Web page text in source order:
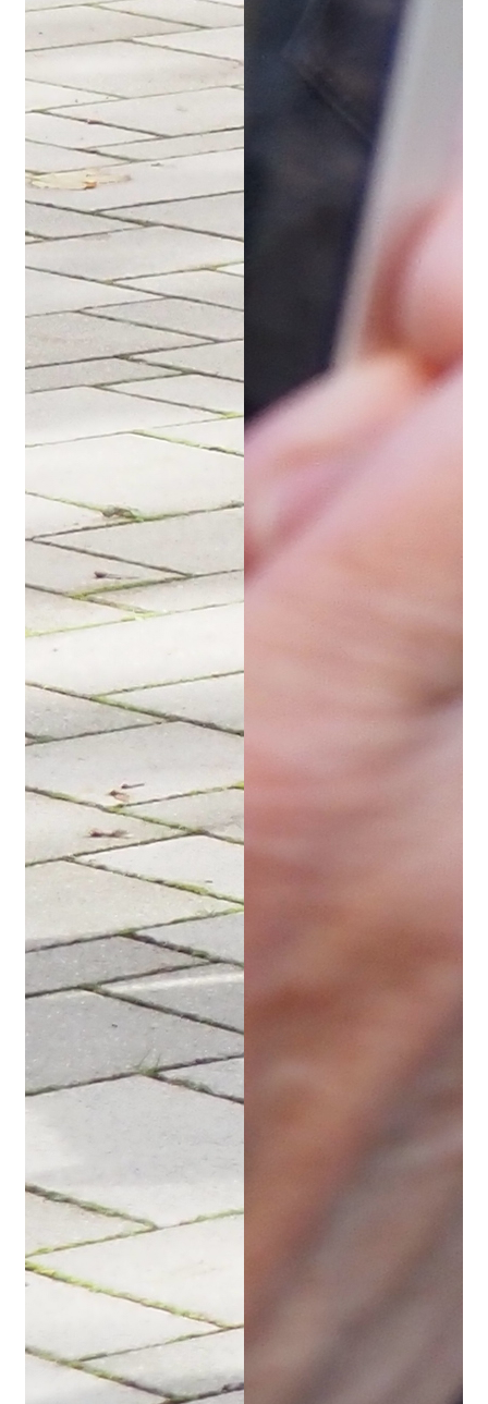
Zur Verbesserung der Funktion unserer Seite verwenden
Cookies. Bitte beachten Sie, dass mit deaktivierten
Cookies einige Dienste nicht mehr funktionieren (z.B.
Formulare absenden).
OK ➜